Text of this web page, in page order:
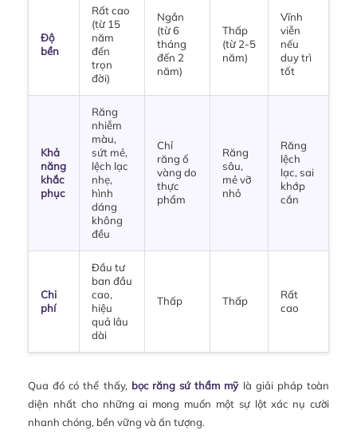
Độ
bền
Rất cao
(từ 15
năm
đến
trọn
đời)
Ngắn
(từ 6
tháng
đến 2
năm)
Thấp
(từ 2-5
năm)
Vĩnh
viễn
nếu
duy trì
tốt
Khả
năng
khắc
phục
Răng
nhiễm
màu,
sứt mẻ,
lệch lạc
nhẹ,
hình
dáng
không
đều
Chỉ
răng ố
vàng do
thực
phẩm
Răng
sâu,
mẻ vỡ
nhỏ
Răng
lệch
lạc, sai
khớp
cắn
Chi
phí
Đầu tư
ban đầu
cao,
hiệu
quả lâu
dài
Thấp Thấp
Rất
cao
Qua đó có thể thấy, bọc răng sứ thẩm mỹlà giải pháp toàn
diện nhất cho những ai mong muốn một sự lột xác nụ cười
nhanh chóng, bền vững và ấn tượng.